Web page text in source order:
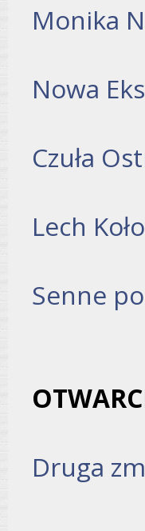
Monika
Nowa
Czuła
Lech
Senne
Druga